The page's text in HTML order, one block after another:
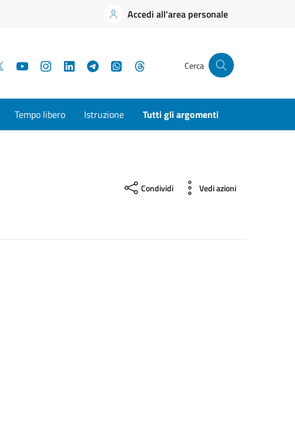
Accedi all'area personale
YouTubeInstagramLinkedInTelegramWhatsApp Cerca
Tempo libero Istruzione Tutti gli argomenti
Condividi Vedi azioni